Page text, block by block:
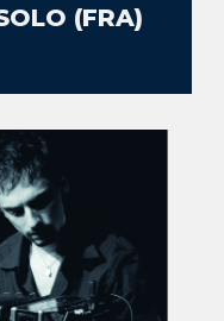
(FRA)